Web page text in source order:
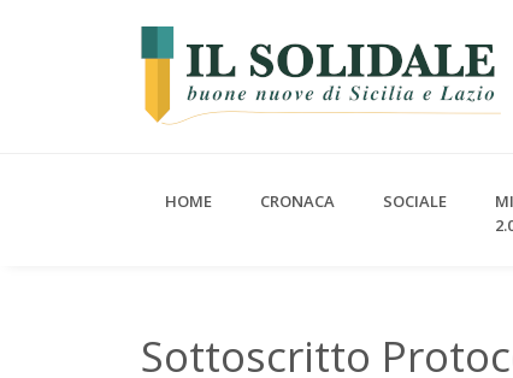
HOME CRONACA SOCIALE
Sottoscritto